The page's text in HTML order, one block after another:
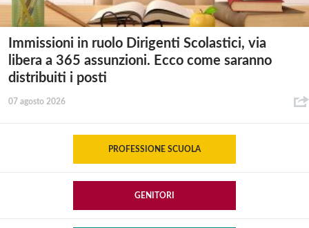
Immissioni in ruolo Dirigenti Scolastici, via
libera a 365 assunzioni. Ecco come saranno
distribuiti i posti
07 agosto 2026
PROFESSIONE SCUOLA
GENITORI